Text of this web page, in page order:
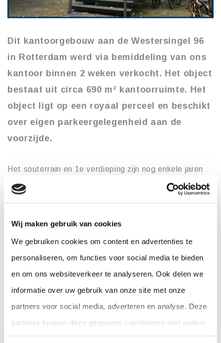
Wij maken gebruik van cookies
We gebruiken cookies om content en advertenties te
personaliseren, om functies voor social media te bieden
en om ons websiteverkeer te analyseren. Ook delen we
informatie over uw gebruik van onze site met onze
partners voor social media, adverteren en analyse. Deze
partners kunnen deze gegevens combineren met andere
informatie die u aan ze heeft verstrekt of die ze hebben
Dit kantoorgebouw aan de Westersingel 96
in Rotterdam werd via bemiddeling van ons
kantoor binnen 2 weken verkocht. Het object
bestaat uit circa 690 m² kantoorruimte. Het
object ligt op een royaal perceel en beschikt
over eigen parkeergelegenheid aan de
voorzijde.
Het souterrain en 1e verdieping zijn nog enkele jaren
verhuurd aan respectievelijk een tandartspraktijk en
De Westersingel ligt in het centrum van Rotterdam op
korte afstand van het Centraal Station en het mooie
klassieke Scheepvaartkwartier. De omgeving wordt
hoofdzakelijk gekenmerkt door klassieke bebouwing,
deels in gebruik als woning en deels als kantoor.